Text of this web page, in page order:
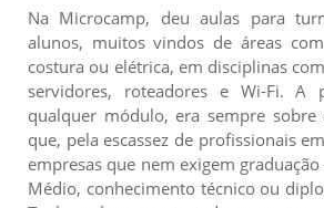
Na Microcamp, deu aulas para
alunos, muitos vindos de áreas
costura ou elétrica, em disciplinas
servidores, roteadores e Wi-Fi. A
qualquer módulo, era sempre sobre
que, pela escassez de profissionais
empresas que nem exigem
Médio, conhecimento técnico ou